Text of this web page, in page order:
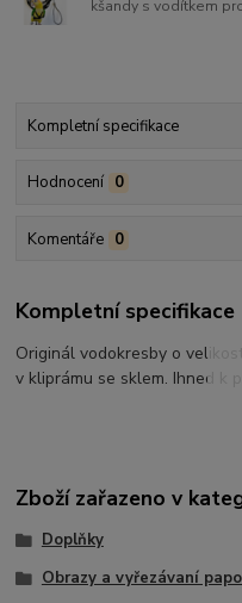
kšandy s vodítkem
Kompletní specifikace
Hodnocení 0
Komentáře 0
Kompletní specifikace
Originál vodokresby o
v kliprámu se sklem. Ihned k
Zboží zařazeno v
Doplňky
Obrazy a vyřezávaní